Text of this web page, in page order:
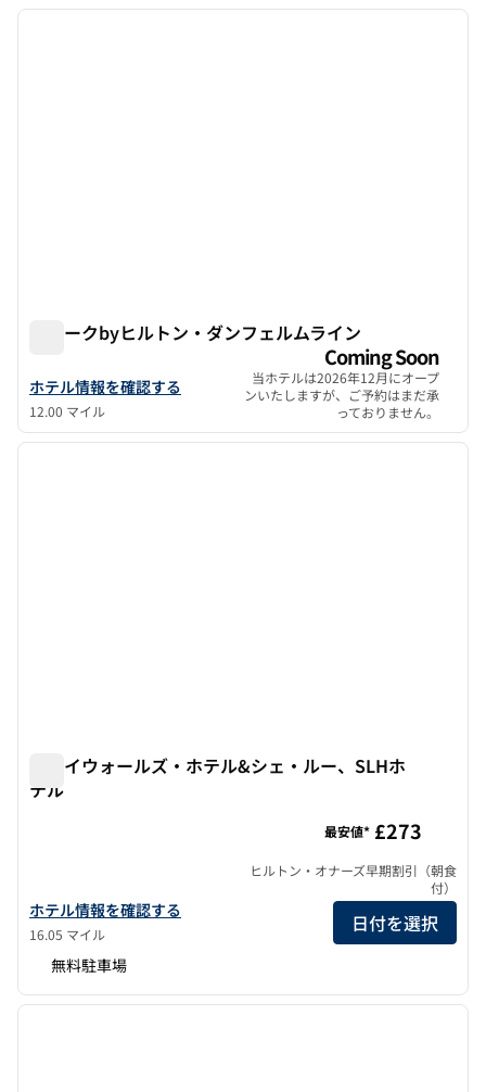
1/3前の画像 次の
スパークbyヒルトン・ダンフェルムライン
スパークbyヒルトン・ダンフェルムライン
スパークbyヒルトン・ダンフェルムラインの詳細を見る
ホテル情報を確認する
12.00 マイル
Coming Soon
当ホテルは2026年12月にオープ
ンいたしますが、ご予約はまだ承
っておりません。
1/7
1/7前の画像 次の
グレイウォールズ・ホテル&シェ・ルー、SLHホ
テル
グレイウォールズ・ホテルおよびシェ・ルー・ア・SLHホテルの
ホテル情報を確認する
16.05 マイル
最安値* £273
ヒルトン・オナーズ早期割引（朝食
付）
日付を選択
無料駐車場
1/12
1/12
前の画像 次の